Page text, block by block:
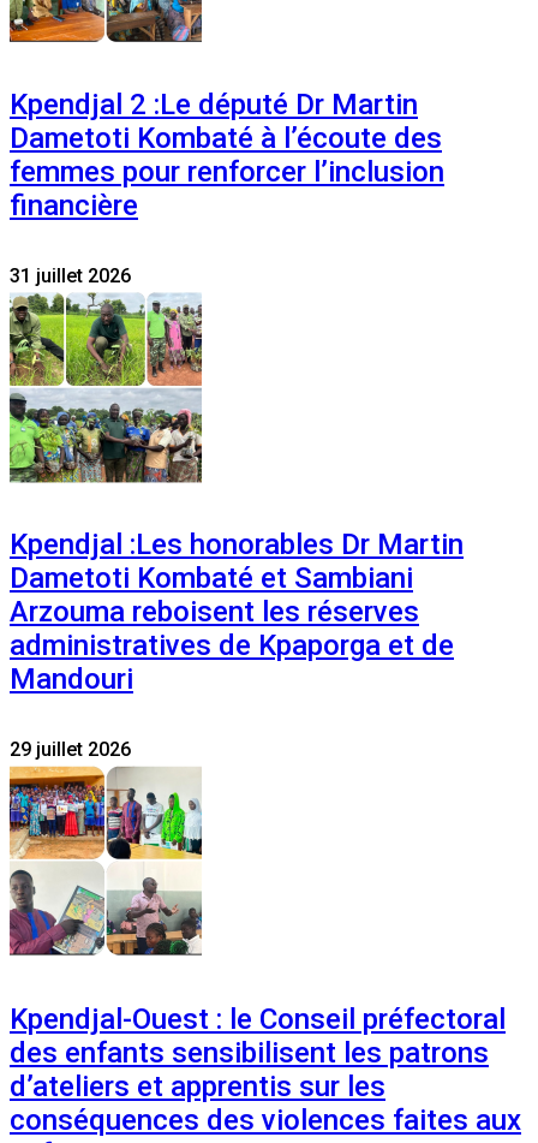
Kpendjal 2 :Le député Dr Martin
Dametoti Kombaté à l’écoute des
femmes pour renforcer l’inclusion
financière
31 juillet 2026
Kpendjal :Les honorables Dr Martin
Dametoti Kombaté et Sambiani
Arzouma reboisent les réserves
administratives de Kpaporga et de
Mandouri
29 juillet 2026
Kpendjal-Ouest : le Conseil préfectoral
des enfants sensibilisent les patrons
d’ateliers et apprentis sur les
conséquences des violences faites aux